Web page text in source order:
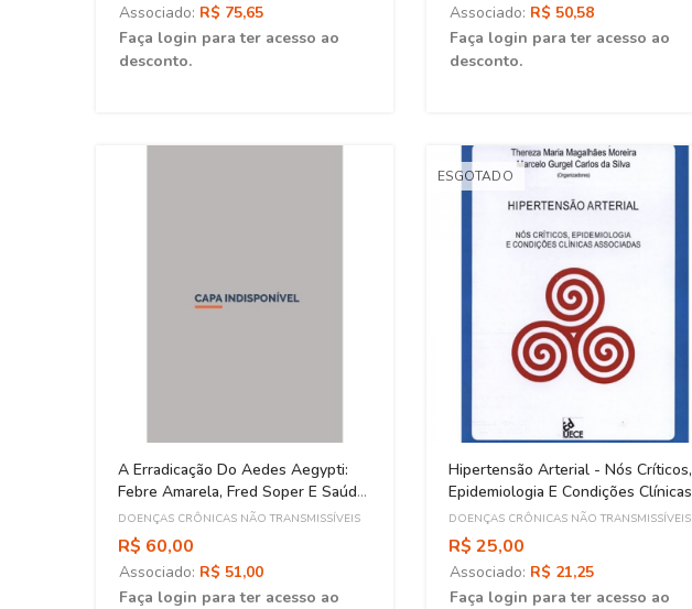
Associado: R$ 75,65
Faça login para ter acesso ao
desconto.
A Erradicação Do Aedes Aegypti:
Febre Amarela, Fred Soper E Saúde
Pública Nas Américas (1918-1968)
DOENÇAS CRÔNICAS NÃO TRANSMISSÍVEIS
R$ 60,00
Associado: R$ 51,00
Faça login para ter acesso ao
Associado: R$ 50,58
Faça login para ter acesso ao
desconto.
ESGOTADO
Hipertensão Arterial - Nós Críticos,
Epidemiologia E Condições Clínicas
Associadas
DOENÇAS CRÔNICAS NÃO TRANSMISSÍVEIS
R$ 25,00
Associado: R$ 21,25
Faça login para ter acesso ao